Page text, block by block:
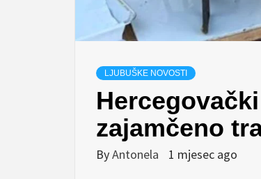
LJUBUŠKE NOVOSTI
zajamčeno
ByAntonela 1 mjesec ago